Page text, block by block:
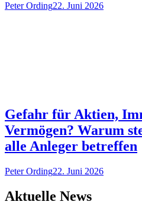
Peter Ording22. Juni 2026
Gefahr für Aktien,
Vermögen? Warum
alle Anleger betreffen
Peter Ording22. Juni 2026
Aktuelle News